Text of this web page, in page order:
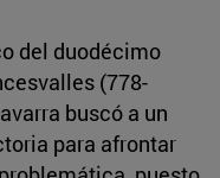
del duodécimo
(778-
buscó a un
para afrontar